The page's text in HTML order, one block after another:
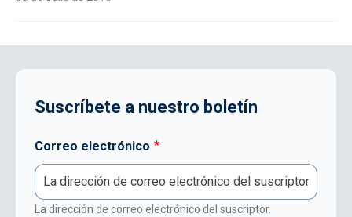
Suscríbete a nuestro boletín
Correo electrónico
La dirección de correo electrónico del suscriptor.